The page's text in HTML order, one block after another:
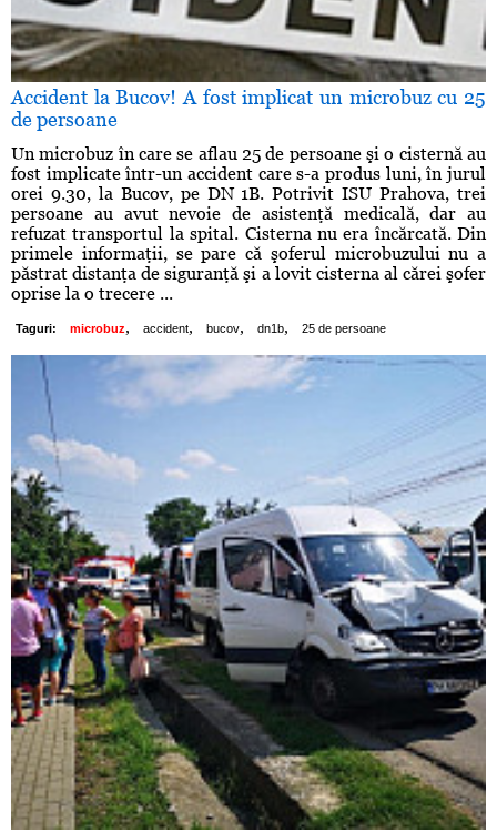
Accident la Bucov! A fost implicat un microbuz cu 25
de persoane
Un microbuz în care se aflau 25 de persoane şi o cisternă au
fost implicate într-un accident care s-a produs luni, în jurul
orei 9.30, la Bucov, pe DN 1B. Potrivit ISU Prahova, trei
persoane au avut nevoie de asistenţă medicală, dar au
refuzat transportul la spital. Cisterna nu era încărcată. Din
primele informaţii, se pare că şoferul microbuzului nu a
păstrat distanţa de siguranţă şi a lovit cisterna al cărei şofer
oprise la o trecere ...
Taguri: microbuz, accident, bucov, dn1b, 25 de persoane